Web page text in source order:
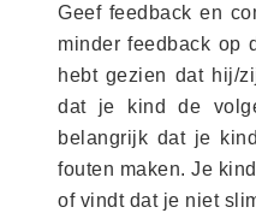
Geef feedback en
minder feedback op
hebt gezien dat hij/
dat je kind de
belangrijk dat je
fouten maken. Je
of vindt dat je niet